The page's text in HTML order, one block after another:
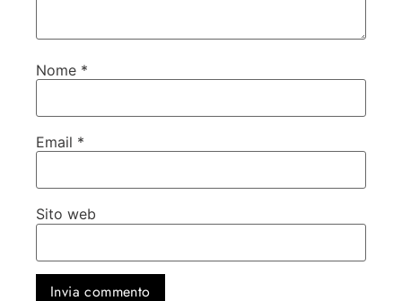
Nome *
Email *
Sito web